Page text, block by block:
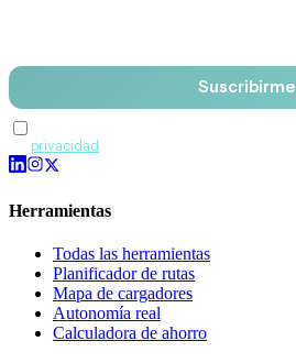
Suscribirme
privacidad
Herramientas
Todas las herramientas
Planificador de rutas
Mapa de cargadores
Autonomía real
Calculadora de ahorro